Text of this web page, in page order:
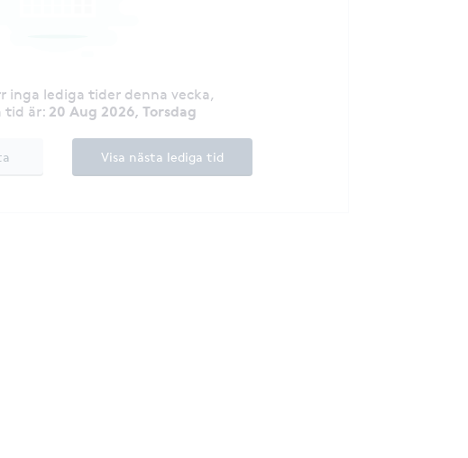
inga lediga tider denna vecka,
tid är: 20 Aug 2026, Torsdag
Visa nästa lediga tid